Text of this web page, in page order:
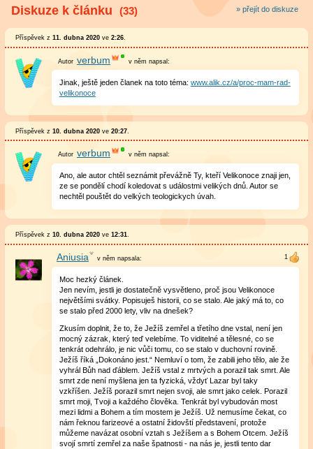
» přejít do diskuze
Diskuze k článku (33)
Příspěvek z 11. dubna 2020ve 2:26.
verbum v němnapsal:
Jinak, ještě jeden članek na toto téma: www.alik.cz/a/proc-mam-rad-
velikonoce
Příspěvek z 10. dubna 2020ve 20:27.
verbum v němnapsal:
Ano, ale autor chtěl seznámit převážně Ty, kteří Velikonoce znaji jen,
ze se pondělí chodí koledovat s událostmi velikých dnů. Autor se
nechtěl pouštět do velkých teologickych úvah.
Příspěvek z 10. dubna 2020ve 12:31.
Aniusia v němnapsala:
Moc hezký článek.
Jen nevím, jestli je dostatečně vysvětleno, proč jsou Velikonoce
největšími svátky. Popisuješ historii, co se stalo. Ale jaký má to, co
se stalo před 2000 lety, vliv na dnešek?
Zkusím doplnit, že to, že Ježíš zemřel a třetího dne vstal, není jen
mocný zázrak, který teď velebíme. To viditelné a tělesné, co se
tenkrát odehrálo, je nic vůči tomu, co se stalo v duchovní rovině.
Ježíš říká „Dokonáno jest.“ Nemluví o tom, že zabili jeho tělo, ale že
vyhrál Bůh nad ďáblem. Ježíš vstal z mrtvých a porazil tak smrt. Ale
smrt zde není myšlena jen ta fyzická, vždyť Lazar byl taky
vzkříšen. Ježíš porazil smrt nejen svoji, ale smrt jako celek. Porazil
smrt moji, Tvoji a každého člověka. Tenkrát byl vybudován most
mezi lidmi a Bohem a tím mostem je Ježíš. Už nemusíme čekat, co
nám řeknou farizeové a ostatní židovští představení, protože
můžeme navázat osobní vztah s Ježíšem a s Bohem Otcem. Ježíš
svojí smrtí zemřel za naše špatnosti - na nás je, jestli tento dar